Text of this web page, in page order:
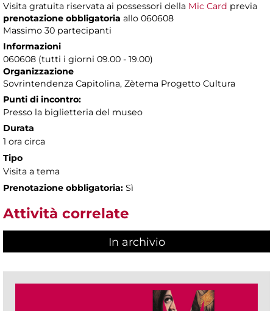
Visita gratuita riservata ai possessori della Mic Card previa
prenotazione obbligatoria allo 060608
Massimo 30 partecipanti
Informazioni
060608 (tutti i giorni 09.00 - 19.00)
Organizzazione
Sovrintendenza Capitolina, Zètema Progetto Cultura
Punti di incontro:
Presso la biglietteria del museo
Durata
1 ora circa
Tipo
Visita a tema
Prenotazione obbligatoria: Sì
Attività correlate
In archivio